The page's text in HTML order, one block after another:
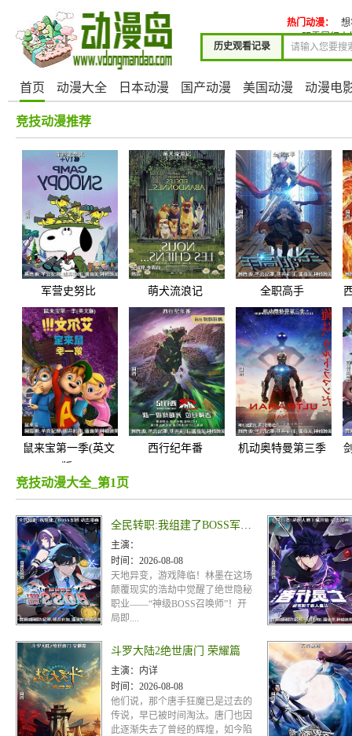
历史观看记录
热门动漫：
明需履行夫
首页 动漫大全 日本动漫 国产动漫 美国动漫 动漫电
竞技动漫推荐
军营史努比 萌犬流浪记 全职高手
鼠来宝第一季(英文
西行纪年番 机动奥特曼第三季
竞技动漫大全_第1页
全民转职:我组建了BOSS军团 动态漫画
主演：
时间： 2026-08-08
天地异变，游戏降临！林墨在这场
颠覆现实的浩劫中觉醒了绝世隐秘
职业——“神级BOSS召唤师”！开
局即....
斗罗大陆2绝世唐门 荣耀篇
主演：
内详
时间： 2026-08-08
他们说，那个唐手狂魔已是过去的
传说，早已被时间淘汰。唐门也因
此逐渐失去了曾经的辉煌，如今陷